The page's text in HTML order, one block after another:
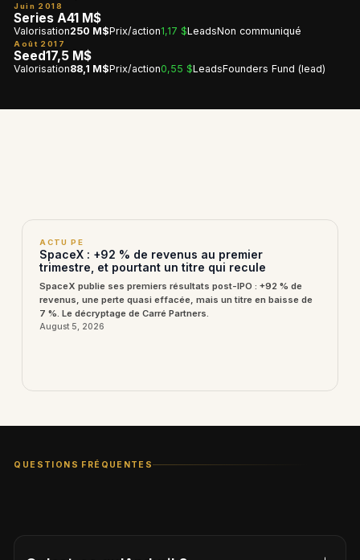
Juin 2018
Series A41 M$
Valorisation250 M$Prix/action1,17 $LeadsNon communiqué
Août 2017
Seed17,5 M$
Valorisation88,1 M$Prix/action0,55 $LeadsFounders Fund (lead)
ACTU PE
SpaceX : +92 % de revenus au premier
trimestre, et pourtant un titre qui recule
SpaceX publie ses premiers résultats post-IPO : +92 % de
revenus, une perte quasi effacée, mais un titre en baisse de
7 %. Le décryptage de Carré Partners.
August 5, 2026
QUESTIONS FRÉQUENTES